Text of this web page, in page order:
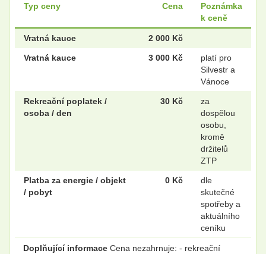
Typ ceny Cena
Poznámka
k ceně
Vratná kauce 2 000 Kč
Vratná kauce 3 000 Kč
platí pro
Silvestr a
Vánoce
Rekreační poplatek /
osoba / den
30 Kč
za
dospělou
osobu,
kromě
držitelů
ZTP
Platba za energie / objekt
/ pobyt
0 Kč
dle
skutečné
spotřeby a
aktuálního
ceníku
Doplňující informace Cena nezahrnuje: - rekreační